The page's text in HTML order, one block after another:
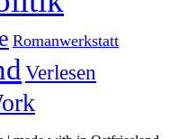
Romanwerkstatt
Verlesen